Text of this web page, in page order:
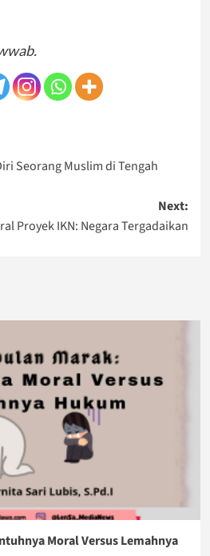
Seorang Muslim di Tengah
Next:
Proyek IKN: Negara Tergadaikan
Moral Versus Lemahnya